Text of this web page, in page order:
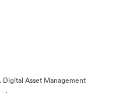
Asset Management
·